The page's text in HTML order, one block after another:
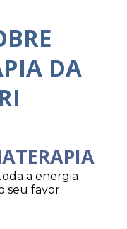
DA
a energia
seu favor.